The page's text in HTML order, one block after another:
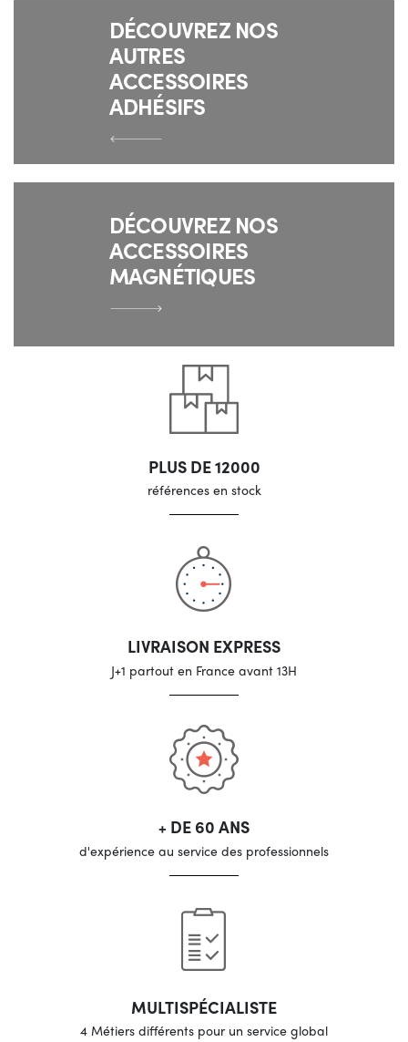
DÉCOUVREZ NOS
AUTRES
ACCESSOIRES
ADHÉSIFS
DÉCOUVREZ NOS
ACCESSOIRES
MAGNÉTIQUES
PLUS DE 12000
références en stock
LIVRAISON EXPRESS
J+1 partout en France avant 13H
+ DE 60 ANS
d'expérience au service des professionnels
MULTISPÉCIALISTE
4 Métiers différents pour un service global